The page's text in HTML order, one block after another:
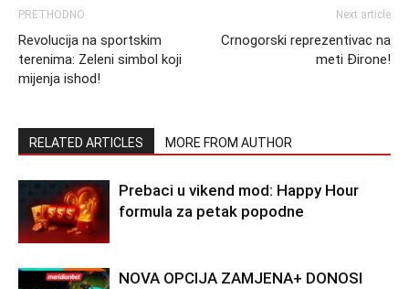
PRETHODNO
Revolucija na sportskim
terenima: Zeleni simbol koji
mijenja ishod!
Next article
Crnogorski reprezentivac na
meti Đirone!
RELATED ARTICLES MORE FROM AUTHOR
Prebaci u vikend mod: Happy Hour
formula za petak popodne
NOVA OPCIJA ZAMJENA+ DONOSI